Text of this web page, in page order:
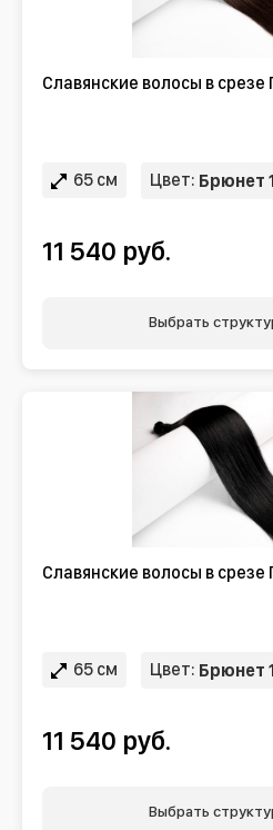
Славянские волосы в
65 см Цвет: Брюнет
11 540 руб.
Выбрать
Славянские волосы в
65 см Цвет: Брюнет
11 540 руб.
Выбрать